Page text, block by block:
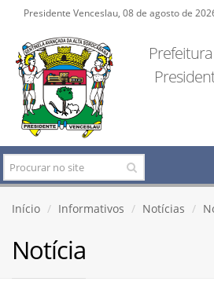
Presidente Venceslau, 08 de agosto de
Início Informativos Notícias
Notícia